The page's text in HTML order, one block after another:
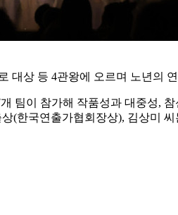
대상 등 4관왕에 오르며 노년의
팀이 참가해 작품성과 대중성,
한국연출가협회장상), 김상미